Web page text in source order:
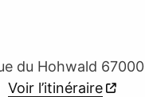
du Hohwald 67000
Voir l’itinéraire